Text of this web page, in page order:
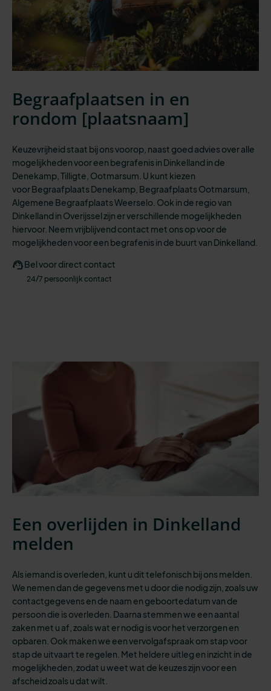
Begraafplaatsen in en
rondom [plaatsnaam]
Keuzevrijheid staat bij ons voorop, naast goed advies over alle
mogelijkhedenvoor een begrafenisin Dinkelland in de
Denekamp, Tilligte, Ootmarsum. U kunt kiezen
voorBegraafplaats Denekamp, Begraafplaats Ootmarsum,
Algemene Begraafplaats Weerselo. Ook in de regio van
Dinkelland in Overijssel zijn er verschillende mogelijkheden
hiervoor. Neem vrijblijvend contact met ons op voor de
mogelijkheden voor een begrafenis in de buurt van Dinkelland.
Bel voor direct contact
24/7 persoonlijk contact
Een overlijden in Dinkelland
melden
Als iemand is overleden, kunt u dit telefonisch bij ons melden.
We nemen dan de gegevens met u door die nodig zijn, zoals uw
contactgegevens en de naam en geboortedatum van de
persoon die is overleden. Daarna stemmen we een aantal
zaken met u af, zoals wat er nodig is voor het verzorgen en
opbaren. Ook maken we een vervolgafspraak om stap voor
stap de uitvaart te regelen. Met heldere uitleg en inzicht in de
mogelijkheden, zodat u weet wat de keuzes zijn voor een
afscheid zoals u dat wilt.